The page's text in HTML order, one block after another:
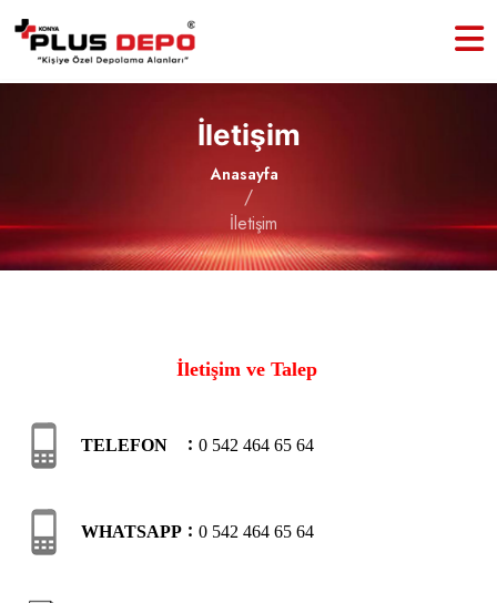
İletişim
Anasayfa
/
İletişim